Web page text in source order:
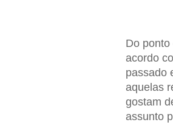
Do
acordo
passado
aquelas
gostam
assunto